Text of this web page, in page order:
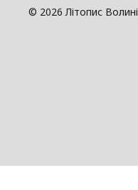
© 2026 Літопис Волині